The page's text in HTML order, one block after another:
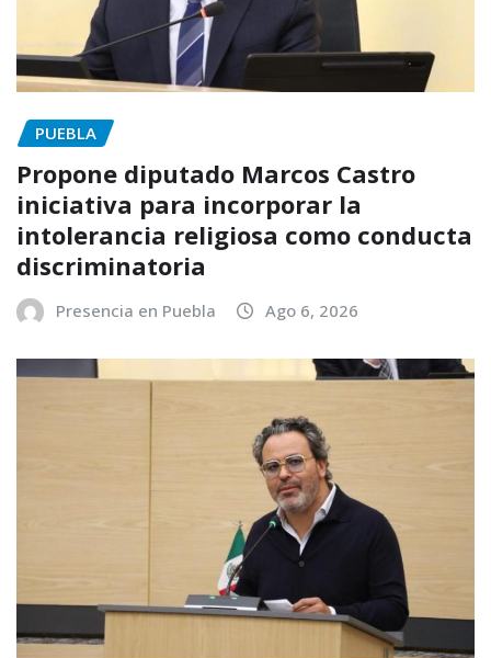
PUEBLA
Propone diputado Marcos Castro
iniciativa para incorporar la
intolerancia religiosa como conducta
discriminatoria
Presencia en Puebla Ago 6, 2026